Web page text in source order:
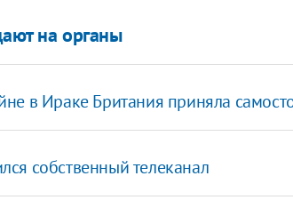
на органы
в Ираке Британия приняла
собственный телеканал